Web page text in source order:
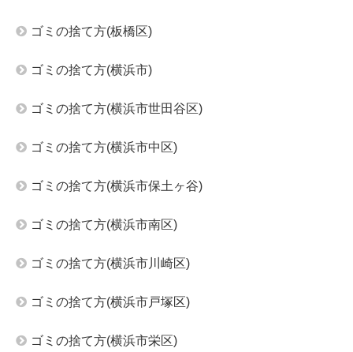
ゴミの捨て方(板橋区)
ゴミの捨て方(横浜市)
ゴミの捨て方(横浜市世田谷区)
ゴミの捨て方(横浜市中区)
ゴミの捨て方(横浜市保土ヶ谷)
ゴミの捨て方(横浜市南区)
ゴミの捨て方(横浜市川崎区)
ゴミの捨て方(横浜市戸塚区)
ゴミの捨て方(横浜市栄区)